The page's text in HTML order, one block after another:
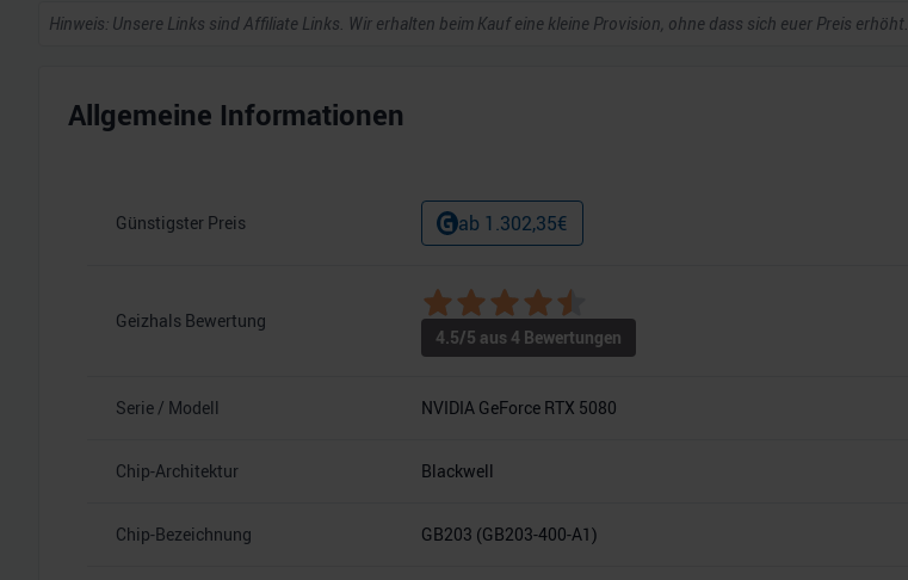
Hinweis: Unsere Links sind Affiliate Links. Wir erhalten beim Kauf eine kleine Provision, ohne dass sich euer Preis erhöht.
Allgemeine Informationen
Günstigster Preis ab 1.302,35€
Geizhals Bewertung
4.5/5 aus 4 Bewertungen
Serie / Modell NVIDIA GeForce RTX 5080
Chip-Architektur Blackwell
Chip-Bezeichnung GB203 (GB203-400-A1)